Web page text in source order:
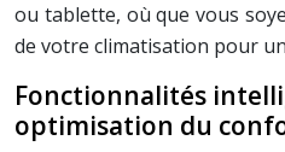
ou tablette, où que vous
de votre climatisation pour
Fonctionnalités
optimisation du